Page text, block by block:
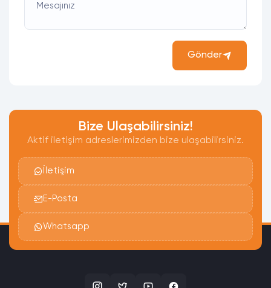
Mesajınız
Gönder
Bize Ulaşabilirsiniz!
Aktif iletişim adreslerimizden bize ulaşabilirsiniz.
İletişim
E-Posta
Whatsapp